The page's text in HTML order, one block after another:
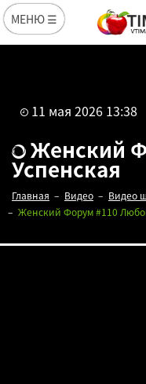
МЕНЮ ☰
11 мая 2026 13:38
Женский
Успенская
Главная Видео
Видео
Женский Форум #110